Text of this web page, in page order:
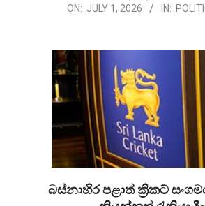
2026-ON: JULY 1, 2026 IN:
බස්නාහිර පළාත් ක්‍රිකට්